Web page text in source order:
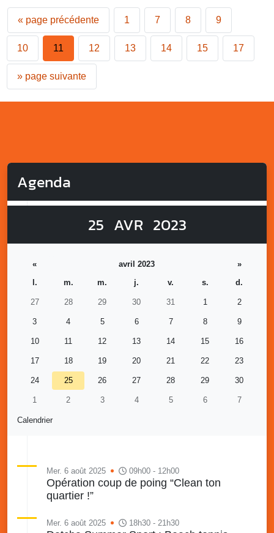
« page précédente 1 7 8 9
10 11 12 13 14 15 17
» page suivante
Agenda
25 AVR 2023
Calendrier
« avril 2023
»
l.
m. m. j. v. s. d.
27 28 29 30 31 1 2
3 4 5 6 7 8 9
10 11 12 13 14 15 16
17 18 19 20 21 22 23
24 25 26 27 28 29 30
1 2 3 4 5 6 7
Mer. 6 août 2025 09h00 - 12h00
Opération coup de poing “Clean ton
quartier !”
Mer. 6 août 2025 18h30 - 21h30